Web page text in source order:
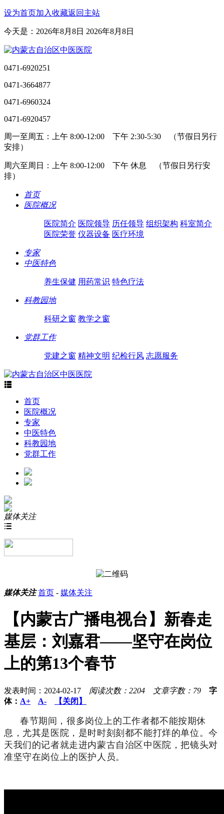
设为首页加入收藏返回主站
今天是：2026年8月8日 2026年8月8日
0471-6920251
0471-3664877
0471-6960324
0471-6920457
周一至周五：上午 8:00-12:00 下午 2:30-5:30 （节假日另行
安排）
周六至周日：上午 8:00-12:00 下午 休息 （节假日另行安
排）
首页
医院概况
医院简介 医院领导 历任领导 组织架构 科室简介
医院荣誉 仪器设备 医疗环境
专家
中医特色
养生保健 用药常识 特色疗法
科教园地
科研之窗 教学之窗
党群工作
党建之窗 精神文明 纪检行风 志愿服务

首页
医院概况
专家
中医特色
科教园地
党群工作
媒体关注

媒体关注 首页 - 媒体关注
【内蒙古广播电视台】新春走
基层：刘嘉君——坚守在岗位
上的第13个春节
发表时间：2024-02-17 阅读次数：2204 文章字数：79 字
体： A+ A- 【关闭】
春节期间，很多岗位上的工作者都不能按期休
息，尤其是医院，是时时刻刻都不能打烊的单位。今
天我们的记者就走进内蒙古自治区中医院，把镜头对
准坚守在岗位上的医护人员。